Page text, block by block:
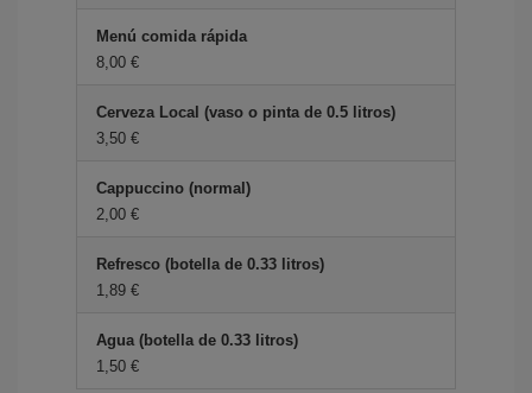
Menú comida rápida
8,00 €
Cerveza Local (vaso o pinta de 0.5 litros)
3,50 €
Cappuccino (normal)
2,00 €
Refresco (botella de 0.33 litros)
1,89 €
Agua (botella de 0.33 litros)
1,50 €